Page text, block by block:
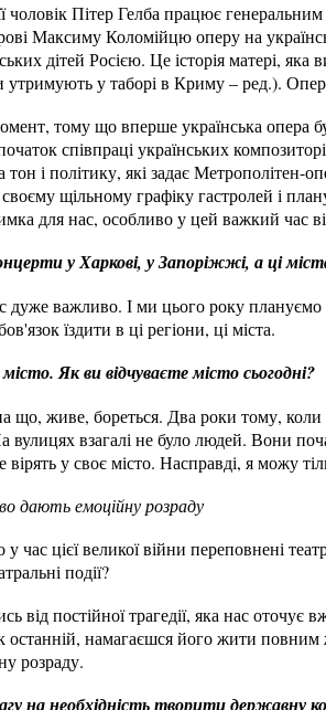
чоловік Пітер Гелба працює
Максиму Коломійцю оперу на
дітей Росією. Це історія матері,
утримують у таборі в Криму – ред.).
тому що вперше українська опера
співпраці українських
тон і політику, які задає
щільному графіку гастролей і
для нас, особливо у цей важкий час
у Харкові, у Запоріжжі, а ці
дуже важливо. І ми цього року
їздити в ці регіони, ці міста.
Як ви відчуваєте місто сьогодні?
що, живе, бореться. Два роки тому,
взагалі не було людей. Вони
у своє місто. Насправді, я можу
дають емоційну розраду
час цієї великої війни переповнені
події?
від постійної трагедії, яка нас
останній, намагаєшся його жити
розраду.
на необхідність творити державну